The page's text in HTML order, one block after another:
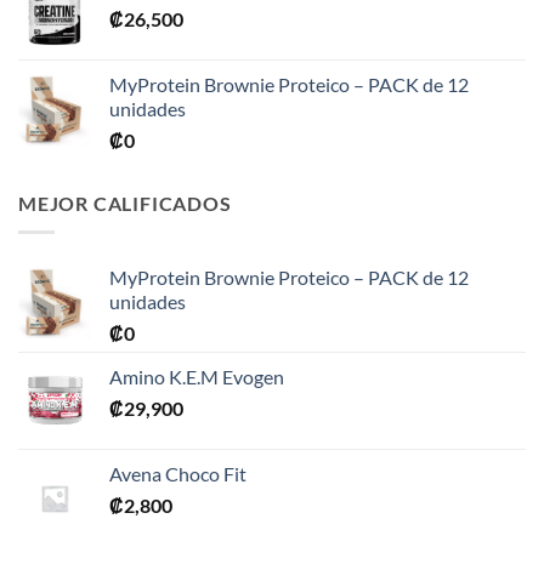
₡26,500
MyProtein Brownie Proteico – PACK de 12
unidades
₡0
MEJOR CALIFICADOS
MyProtein Brownie Proteico – PACK de 12
unidades
₡0
Amino K.E.M Evogen
₡29,900
Avena Choco Fit
₡2,800